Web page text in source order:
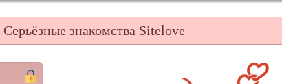
Серьёзные знакомства Sitelove